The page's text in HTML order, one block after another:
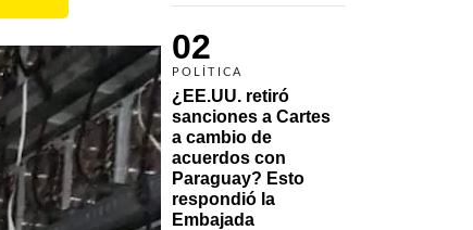
02
POLÍTICA
¿EE.UU. retiró
sanciones a Cartes
a cambio de
acuerdos con
Paraguay? Esto
respondió la
Embajada